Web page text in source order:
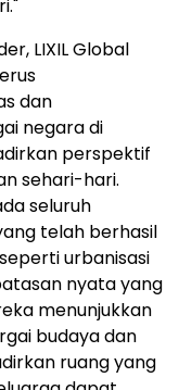
LIXIL Global
dan
negara di
perspektif
sehari-hari.
seluruh
telah berhasil
urbanisasi
nyata yang
menunjukkan
budaya dan
ruang yang